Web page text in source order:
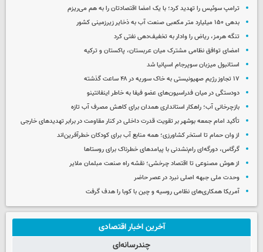
ترامپ سوئیس را تهدید کرد؛ با یک امضا اقتصادتان را به هم می‌ریزم
بدهی ۱۵۰ میلیارد متر مکعبی صنعت آب به ذخایر زیرزمینی کشور
تنگه هرمز، ریاض را وادار به تخفیف‌دهی نفتی کرد
امضای توافق نظامی مشترک میان عربستان، پاکستان و ترکیه
استانبول میزبان سوپرجام اسپانیا شد
۱۷ تجاوز رژیم صهیونیستی به خاک سوریه در ۴۸ ساعت گذشته
دودستگی در میان فدراسیون‌های عضو فیفا به خاطر اینفانتینو
بازچرخانی آب؛ راهکار استانداری همدان برای کاهش مصرف آب تازه
تأکید امام جمعه بوشهر بر تقویت قدرت داخلی در کنار مقاومت در برابر تهدیدهای خارجی
از وان حمام تا استخر کشاورزی؛ همه منابع آب برای کودکان خطرآفرین‌اند
گرگاس، دورگه‌ای رام‌نشدنی با پیامدهای خطرناک برای روستاها
از هوش مصنوعی تا اقتصاد چرخشی؛ نقشه راه صنعت مبلمان ملایر
وحدت ملی جبهه اصلی نبرد در عصر حاضر
آمریکا همکاری‌های نظامی روسیه و چین با کوبا را هدف گرفت
آخرین اخبار اقتصادی
چندرسانه‌ای